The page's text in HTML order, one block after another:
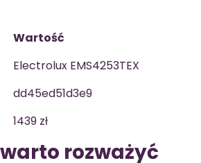
Wartość
Electrolux EMS4253TEX
dd45ed51d3e9
1439 zł
rozważyć